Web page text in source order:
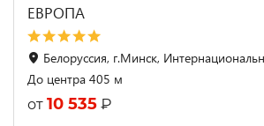
ЕВРОПА
Белоруссия, г.Минск,
До центра 405 м
от 10 535 ₽